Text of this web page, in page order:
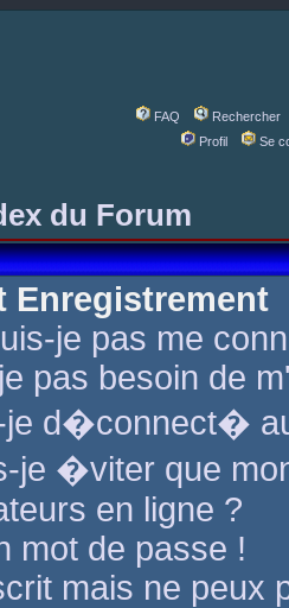
FAQ
Rechercher
Profil
Se
du Forum
Enregistrement
je pas me
pas besoin de
je d�connect�
je �viter que
en ligne ?
mot de passe !
mais ne peux